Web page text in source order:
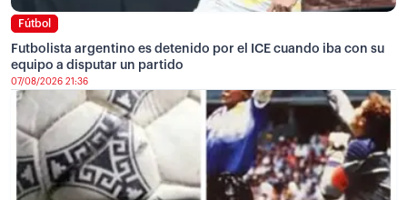
Fútbol
Futbolista argentino es detenido por el ICE cuando iba con su
equipo a disputar un partido
07/08/2026 21:36